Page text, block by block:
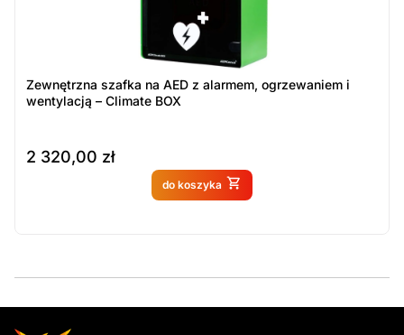
Zewnętrzna szafka na AED z alarmem, ogrzewaniem i
wentylacją – Climate BOX
2 320,00 zł
do koszyka
Produkt dostępny na